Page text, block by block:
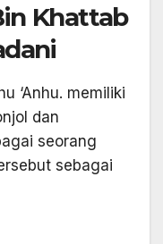
Khattab
‘Anhu. memiliki
dan
seorang
sebagai